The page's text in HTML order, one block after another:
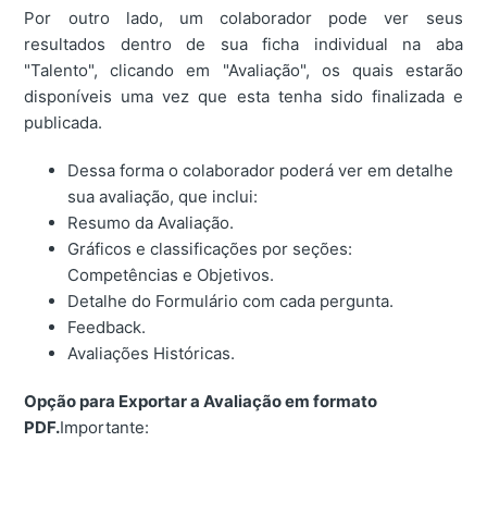
Por outro lado, um colaborador pode ver seus
resultados dentro de sua ficha individual na aba
"Talento", clicando em "Avaliação", os quais estarão
disponíveis uma vez que esta tenha sido finalizada e
publicada.
Dessa forma o colaborador poderá ver em detalhe
sua avaliação, que inclui:
Resumo da Avaliação.
Gráficos e classificações por seções:
Competências e Objetivos.
Detalhe do Formulário com cada pergunta.
Feedback.
Avaliações Históricas.
Opção para Exportar a Avaliação em formato
PDF.Importante: